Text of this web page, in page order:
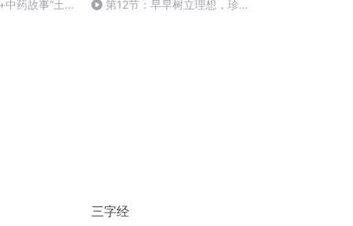
药故事“土狗
第12节：早早树立理想，珍
三字经